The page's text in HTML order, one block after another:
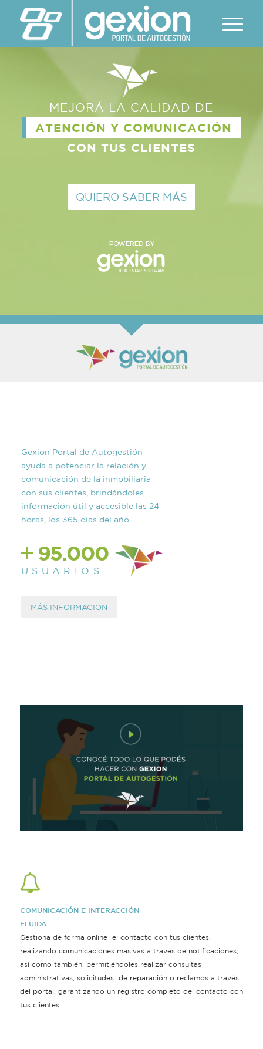
MEJORÁ LA CALIDAD DE
ATENCIÓN Y COMUNICACIÓN
CON TUS CLIENTES
QUIERO SABER MÁS
Gexion Portal de Autogestión
ayuda a potenciar la relación y
comunicación de la inmobiliaria
con sus clientes, brindándoles
información útil y accesible las 24
horas, los 365 días del año.
95.000
U S U A R I O S
MÁS INFORMACION
COMUNICACIÓN E INTERACCIÓN
FLUIDA
Gestiona de forma online el contacto con tus clientes,
realizando comunicaciones masivas a través de notificaciones,
así como también, permitiéndoles realizar consultas
administrativas, solicitudes de reparación o reclamos a través
del portal, garantizando un registro completo del contacto con
tus clientes.